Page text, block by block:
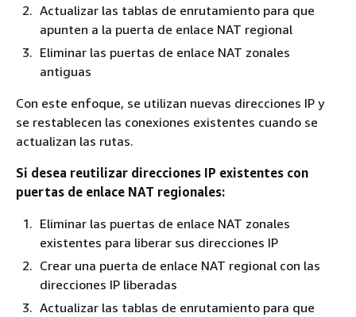
Actualizar las tablas de enrutamiento para que
apunten a la puerta de enlace NAT regional
Eliminar las puertas de enlace NAT zonales
antiguas
Con este enfoque, se utilizan nuevas direcciones IP y
se restablecen las conexiones existentes cuando se
actualizan las rutas.
Si desea reutilizar direcciones IP existentes con
puertas de enlace NAT regionales:
Eliminar las puertas de enlace NAT zonales
existentes para liberar sus direcciones IP
Crear una puerta de enlace NAT regional con las
direcciones IP liberadas
Actualizar las tablas de enrutamiento para que